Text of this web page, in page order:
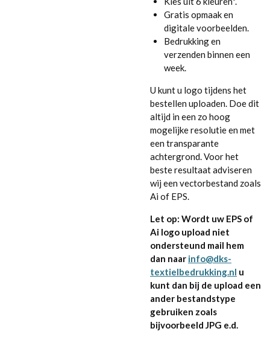
Gratis opmaak en
digitale voorbeelden.
Bedrukking en
verzenden binnen een
week.
U kunt u logo tijdens het
bestellen uploaden. Doe dit
altijd in een zo hoog
mogelijke resolutie en met
een transparante
achtergrond. Voor het
beste resultaat adviseren
wij een vectorbestand zoals
Ai of EPS.
Let op: Wordt uw EPS of
Ai logo upload niet
ondersteund mail hem
dan naar info@dks-
textielbedrukking.nl u
kunt dan bij de upload een
ander bestandstype
gebruiken zoals
bijvoorbeeld JPG e.d.